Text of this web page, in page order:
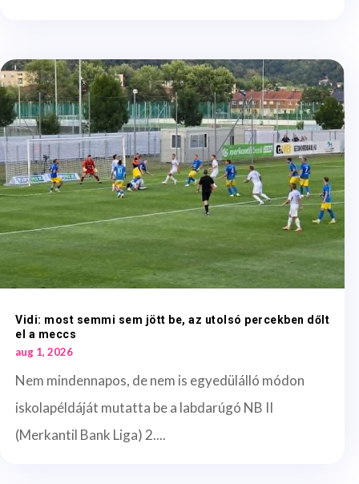
Vidi: most semmi sem jött be, az utolsó percekben dőlt
el a meccs
aug 1, 2026
Nem mindennapos, de nem is egyedülálló módon
iskolapéldáját mutatta be a labdarúgó NB II
(Merkantil Bank Liga) 2....